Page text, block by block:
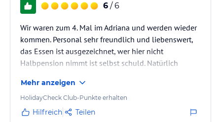
6 / 6
Wir waren zum 4. Mal im Adriana und werden wieder
kommen. Personal sehr freundlich und liebenswert,
das Essen ist ausgezeichnet, wer hier nicht
Halbpension nimmt ist selbst schuld. Natürlich
Personal sich um die Gäste gekümmert haben, da
merkt man, dass gespart wird, aber das vorhandene
Personal ist bemüht, das bestens zu kompensieren.
Mehr anzeigen
HolidayCheck Club-Punkte erhalten
Hilfreich Teilen